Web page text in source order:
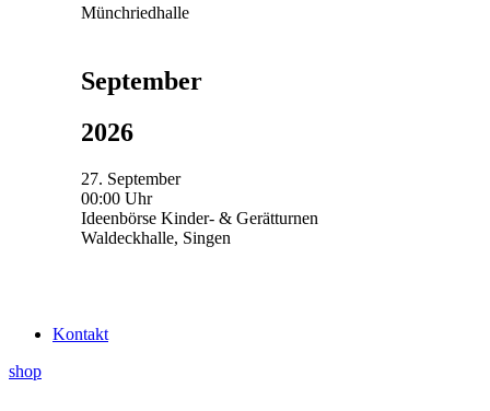
Münchriedhalle
September
2026
27. September
00:00 Uhr
Ideenbörse Kinder- & Gerätturnen
Waldeckhalle, Singen
Kontakt
shop